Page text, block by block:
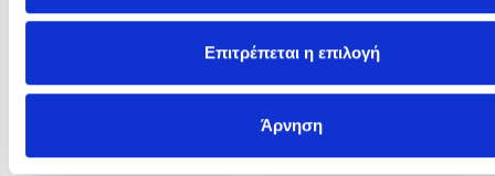
Επιτρέπεται η επιλογή
Άρνηση